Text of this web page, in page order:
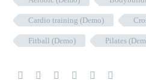
Cardio training (Demo)
Fitball (Demo) Pilates